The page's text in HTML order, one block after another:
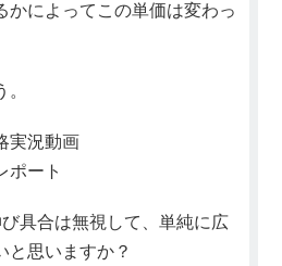
かによってこの単価は変わっ
実況動画
ポート
具合は無視して、単純に広
と思いますか？